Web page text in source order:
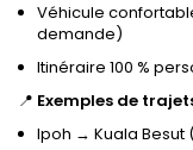
Véhicule
demande)
Itinéraire 100 %
📍 Exemples de
Ipoh → Kuala Besut